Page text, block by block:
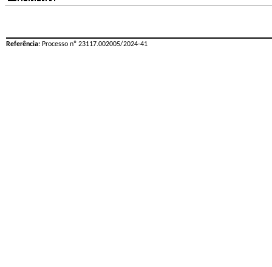
Referência: Processo nº 23117.002005/2024-41